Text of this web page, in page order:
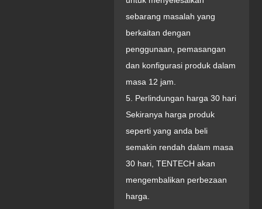
sebarang masalah yang
berkaitan dengan
penggunaan, pemasangan
dan konfigurasi produk dalam
masa 12 jam.
5. Perlindungan harga 30 hari
Sekiranya harga produk
seperti yang anda beli
semakin rendah dalam masa
30 hari, TENTECH akan
mengembalikan perbezaan
harga.